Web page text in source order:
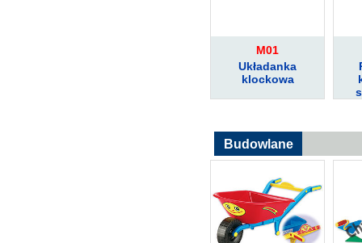
M01
Układanka
klockowa
Budowlane